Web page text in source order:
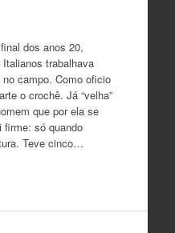
dos anos 20,
trabalhava
campo. Como oficio
o crochê. Já “velha”
que por ela se
firme: só quando
Teve cinco…